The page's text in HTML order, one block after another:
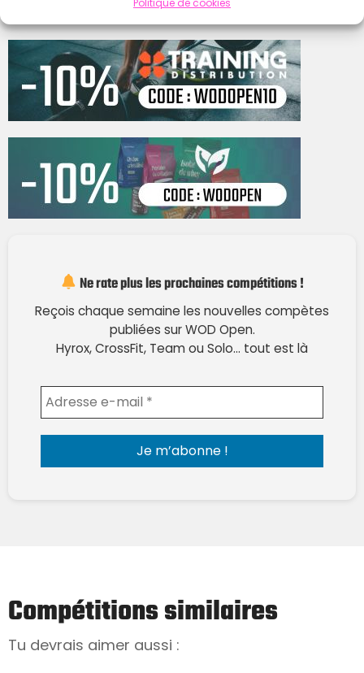
Ne rate plus les prochaines compétitions !
Reçois chaque semaine les nouvelles compètes
publiées sur WOD Open.
Hyrox, CrossFit, Team ou Solo… tout est là
Compétitions similaires
Tu devrais aimer aussi :